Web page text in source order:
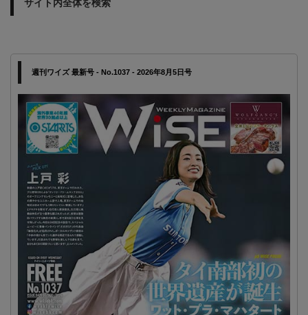
サイト内全体を検索
週刊ワイズ 最新号 - No.1037 - 2026年8月5日号